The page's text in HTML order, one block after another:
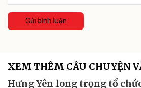
Gửi bình luận
XEM THÊM CÂU CHUYỆN
Hưng Yên long trọng tổ